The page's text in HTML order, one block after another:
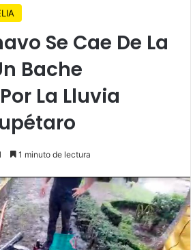
Se Cae De La
Bache
La Lluvia
1 minuto de lectura